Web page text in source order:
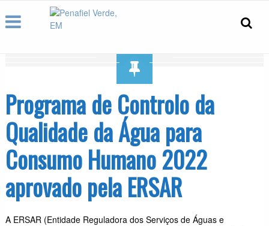
Programa de Controlo da
Qualidade da Água para
Consumo Humano 2022
aprovado pela ERSAR
A ERSAR (Entidade Reguladora dos Serviços de Águas e